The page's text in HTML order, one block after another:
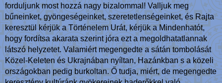
forduljunk most hozzá nagy bizalommal! Valljuk meg
bűneinket, gyöngeségeinket, szeretetlenségeinket, és Rajta
keresztül kérjük a Történelem Urát, kérjük a Mindenhatót,
hogy fordítsa akarata szerint jóra ezt a megoldhatatlannak
látszó helyzetet. Valamiért megengedte a sátán tombolását
Közel-Keleten és Ukrajnában nyíltan, Hazánkban s a közeli
országokban pedig burkoltan. Ő tudja, miért, de megengedte